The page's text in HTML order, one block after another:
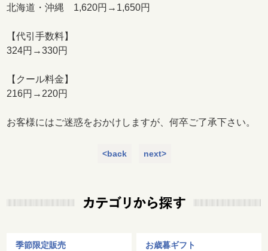
北海道・沖縄 1,620円→1,650円
【代引手数料】
324円→330円
【クール料金】
216円→220円
お客様にはご迷惑をおかけしますが、何卒ご了承下さい。
<back next>
季節限定販売 お歳暮ギフト